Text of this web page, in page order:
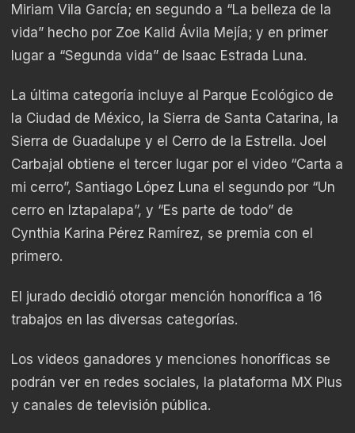
Miriam Vila García; en segundo a “La belleza de la
vida” hecho por Zoe Kalid Ávila Mejía; y en primer
lugar a “Segunda vida” de Isaac Estrada Luna.
La última categoría incluye al Parque Ecológico de
la Ciudad de México, la Sierra de Santa Catarina, la
Sierra de Guadalupe y el Cerro de la Estrella. Joel
Carbajal obtiene el tercer lugar por el video “Carta a
mi cerro”, Santiago López Luna el segundo por “Un
cerro en Iztapalapa”, y “Es parte de todo” de
Cynthia Karina Pérez Ramírez, se premia con el
primero.
El jurado decidió otorgar mención honorífica a 16
trabajos en las diversas categorías.
Los videos ganadores y menciones honoríficas se
podrán ver en redes sociales, la plataforma MX Plus
y canales de televisión pública.